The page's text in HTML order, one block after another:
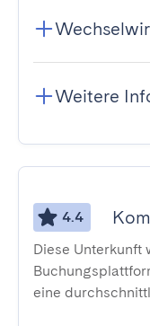
Weitere
4.4
Diese Unterkunft
eine